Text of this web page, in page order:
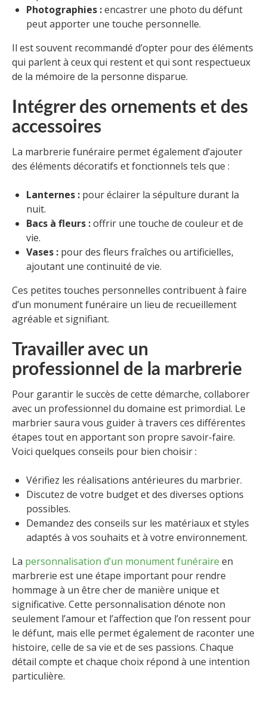
Photographies :encastrer une photo du défunt
peut apporter une touche personnelle.
Il est souvent recommandé d’opter pour des éléments
qui parlent à ceux qui restent et qui sont respectueux
de la mémoire de la personne disparue.
Intégrer des ornements et des
accessoires
La marbrerie funéraire permet également d’ajouter
des éléments décoratifs et fonctionnels tels que :
Lanternes : pour éclairer la sépulture durant la
nuit.
Bacs à fleurs :offrir une touche de couleur et de
vie.
Vases : pour des fleurs fraîches ou artificielles,
ajoutant une continuité de vie.
Ces petites touches personnelles contribuent à faire
d’un monument funéraire un lieu de recueillement
agréable et signifiant.
Travailler avec un
professionnel de la marbrerie
Pour garantir le succès de cette démarche, collaborer
avec un professionnel du domaine est primordial. Le
marbrier saura vous guider à travers ces différentes
étapes tout en apportant son propre savoir-faire.
Voici quelques conseils pour bien choisir :
Vérifiez les réalisations antérieures du marbrier.
Discutez de votre budget et des diverses options
possibles.
Demandez des conseils sur les matériaux et styles
adaptés à vos souhaits et à votre environnement.
La personnalisation d’un monument funéraire en
marbrerie est une étape important pour rendre
hommage à un être cher de manière unique et
significative. Cette personnalisation dénote non
seulement l’amour et l’affection que l’on ressent pour
le défunt, mais elle permet également de raconter une
histoire, celle de sa vie et de ses passions. Chaque
détail compte et chaque choix répond à une intention
particulière.